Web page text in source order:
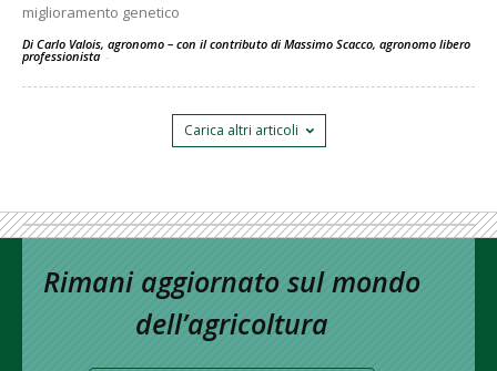
miglioramento genetico
Di Carlo Valois, agronomo – con il contributo di Massimo Scacco, agronomo libero
professionista -
Carica altri articoli
Rimani aggiornato sul mondo
dell’agricoltura